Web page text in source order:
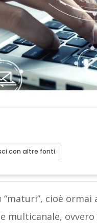
con altre fonti
cioè
multicanale,